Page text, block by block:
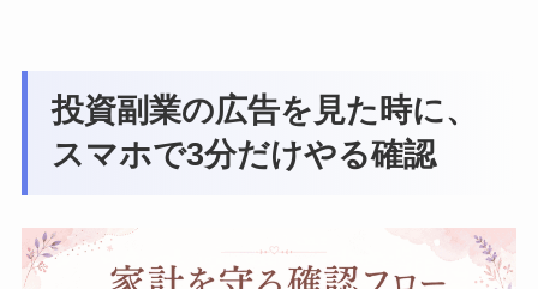
投資副業の広告を見た時に、
スマホで3分だけやる確認